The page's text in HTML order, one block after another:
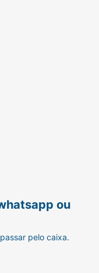
ou
pelo caixa.